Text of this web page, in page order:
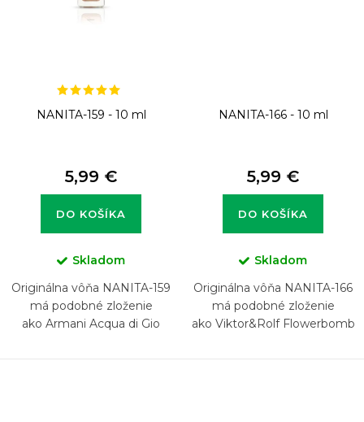
NANITA-159 - 10 ml
5,99 €
DO KOŠÍKA
Skladom
Originálna vôňa NANITA-159
má podobné zloženie
ako Armani Acqua di Gio
NANITA-166 - 10 ml
5,99 €
DO KOŠÍKA
Skladom
Originálna vôňa NANITA-166
má podobné zloženie
ako Viktor&Rolf Flowerbomb